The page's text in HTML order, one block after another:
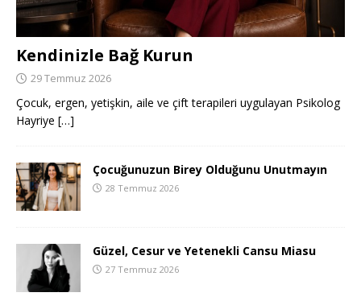
Kendinizle Bağ Kurun
29 Temmuz 2026
Çocuk, ergen, yetişkin, aile ve çift terapileri uygulayan Psikolog
Hayriye […]
Çocuğunuzun Birey Olduğunu Unutmayın
28 Temmuz 2026
Güzel, Cesur ve Yetenekli Cansu Miasu
27 Temmuz 2026